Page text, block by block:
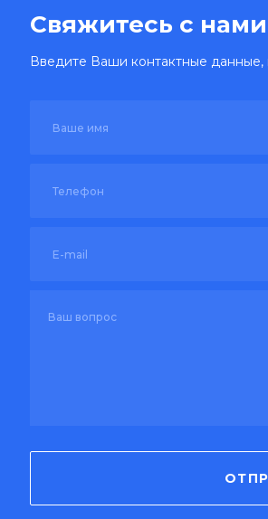
Свяжитесь с нами
Введите Ваши контактные